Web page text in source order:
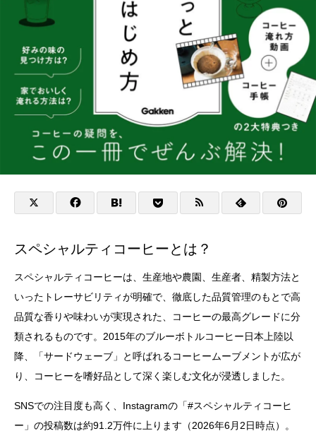
スペシャルティコーヒーとは？
スペシャルティコーヒーは、生産地や農園、生産者、精製方法と
いったトレーサビリティが明確で、徹底した品質管理のもとで高
品質な香りや味わいが実現された、コーヒーの最高グレードに分
類されるものです。2015年のブルーボトルコーヒー日本上陸以
降、「サードウェーブ」と呼ばれるコーヒームーブメントが広が
り、コーヒーを嗜好品として深く楽しむ文化が浸透しました。
SNSでの注目度も高く、Instagramの「#スペシャルティコーヒ
ー」の投稿数は約91.2万件に上ります（2026年6月2日時点）。